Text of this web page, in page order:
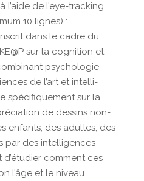
l’aide de l’eye-tracking
10 lignes) :
dans le cadre du
sur la cognition et
psychologie
de l’art et intelli-
spécifiquement sur la
de dessins non-
enfants, des adultes, des
par des intelligences
d’étudier comment ces
l’âge et le niveau